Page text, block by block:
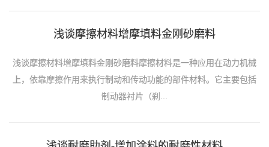
浅谈摩擦材料增摩填料金刚砂磨料
浅谈摩擦材料增摩填料金刚砂磨料摩擦材料是一种应用在动力机械
上，依靠摩擦作用来执行制动和传动功能的部件材料。它主要包括
制动器衬片（刹...